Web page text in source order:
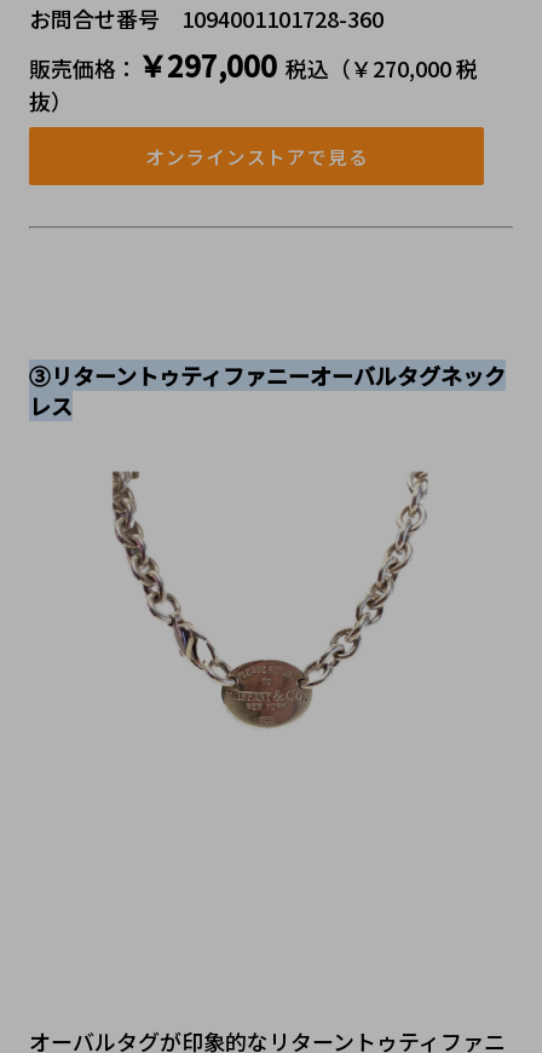
お問合せ番号 1094001101728-360
販売価格： ￥297,000 税込（￥270,000 税
抜）
オンラインストアで見る
③リターントゥティファニーオーバルタグネック
レス
オーバルタグが印象的なリターントゥティファニ